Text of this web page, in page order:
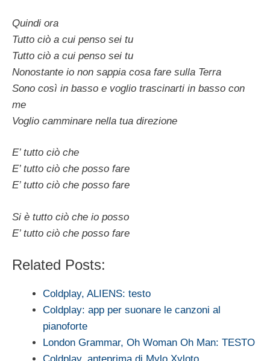
Quindi ora
Tutto ciò a cui penso sei tu
Tutto ciò a cui penso sei tu
Nonostante io non sappia cosa fare sulla Terra
Sono così in basso e voglio trascinarti in basso con
me
Voglio camminare nella tua direzione
E’ tutto ciò che
E’ tutto ciò che posso fare
E’ tutto ciò che posso fare
Si è tutto ciò che io posso
E’ tutto ciò che posso fare
Related Posts:
Coldplay, ALIENS: testo
Coldplay: app per suonare le canzoni al
pianoforte
London Grammar, Oh Woman Oh Man: TESTO